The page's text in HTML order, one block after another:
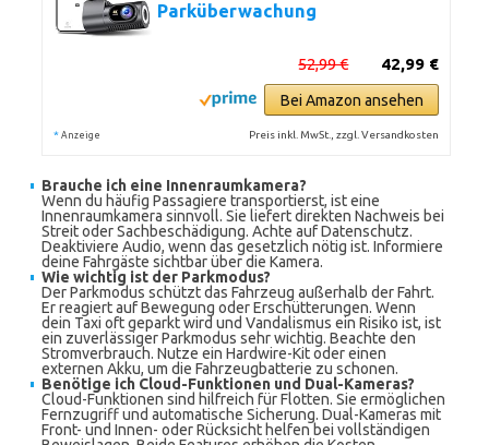
Parküberwachung
42,99 €
52,99 €
Bei Amazon ansehen
* Anzeige Preis inkl. MwSt., zzgl. Versandkosten
Brauche ich eine Innenraumkamera?
Wenn du häufig Passagiere transportierst, ist eine
Innenraumkamera sinnvoll. Sie liefert direkten Nachweis bei
Streit oder Sachbeschädigung. Achte auf Datenschutz.
Deaktiviere Audio, wenn das gesetzlich nötig ist. Informiere
deine Fahrgäste sichtbar über die Kamera.
Wie wichtig ist der Parkmodus?
Der Parkmodus schützt das Fahrzeug außerhalb der Fahrt.
Er reagiert auf Bewegung oder Erschütterungen. Wenn
dein Taxi oft geparkt wird und Vandalismus ein Risiko ist, ist
ein zuverlässiger Parkmodus sehr wichtig. Beachte den
Stromverbrauch. Nutze ein Hardwire-Kit oder einen
externen Akku, um die Fahrzeugbatterie zu schonen.
Benötige ich Cloud-Funktionen und Dual-Kameras?
Cloud-Funktionen sind hilfreich für Flotten. Sie ermöglichen
Fernzugriff und automatische Sicherung. Dual-Kameras mit
Front- und Innen- oder Rücksicht helfen bei vollständigen